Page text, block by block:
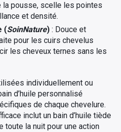
la pousse, scelle les pointes
et densité.
(SoinNature) : Douce et
pour les cuirs chevelus
les cheveux ternes sans les
individuellement ou
d’huile personnalisé
de chaque chevelure.
inclut un bain d’huile tiède
toute la nuit pour une action